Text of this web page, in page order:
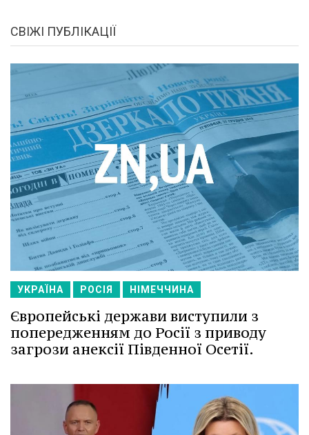
СВІЖІ ПУБЛІКАЦІЇ
УКРАЇНА РОСІЯ НІМЕЧЧИНА
Європейські держави виступили з
попередженням до Росії з приводу
загрози анексії Південної Осетії.